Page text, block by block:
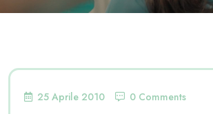
25 Aprile 2010 0 Comments